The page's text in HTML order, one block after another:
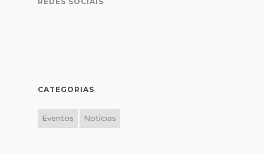
CATEGORIAS
Eventos Notícias